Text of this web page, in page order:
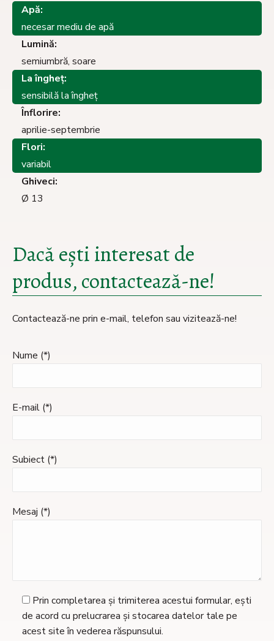
Apă:
necesar mediu de apă
Lumină:
semiumbră, soare
La îngheţ:
sensibilă la îngheţ
Înflorire:
aprilie-septembrie
Flori:
variabil
Ghiveci:
Ø 13
Dacă ești interesat de
produs, contactează-ne!
Contactează-ne prin e-mail, telefon sau vizitează-ne!
Nume (*)
E-mail (*)
Subiect (*)
Mesaj (*)
Prin completarea și trimiterea acestui formular, ești
de acord cu prelucrarea și stocarea datelor tale pe
acest site în vederea răspunsului.